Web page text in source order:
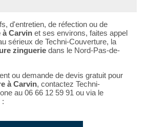
d'entretien, de réfection ou de
à Carvin et ses environs, faites appel
sérieux de Techni-Couverture, la
zinguerie dans le Nord-Pas-de-
ou demande de devis gratuit pour
à Carvin, contactez Techni-
au 06 66 12 59 91 ou via le
: